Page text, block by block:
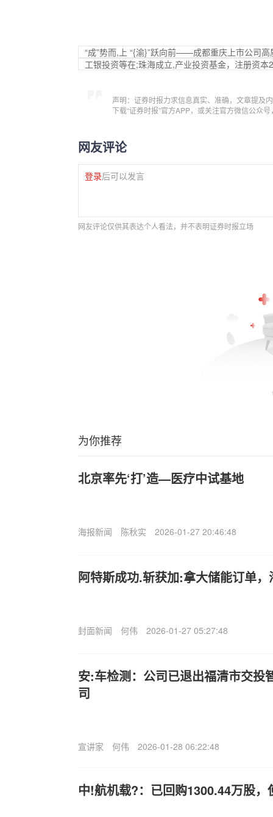
“成”势而,上 “{渝}”跃向前——成都重庆上市公司
工银投资等在;珠海成立,产业投资基金，注册资本
声明：证券时报力求信息真实、准确，文章提及
下载“证券时报”官方APP，或关注官方微信公众
网友评论
登录后可以发言
网友评论仅供其表达个人看法，并不表明证券时报立场
为你推荐
北京率先‘打’造—医疗中试基地
海报新闻 陈秋实 2026-01-27 20:46:48
阿特斯成功.斩获加:拿大储能订单
封面新闻 何伟 2026-01-27 05:27:48
安:车检测：公司已退出福清市交投
司
宣讲家 何伟 2026-01-28 06:22:48
中!航机载?：已回购1300.44万股